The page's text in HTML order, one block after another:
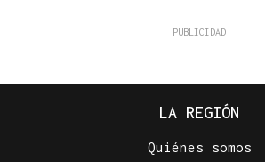
LA REGIÓN
Quiénes somos